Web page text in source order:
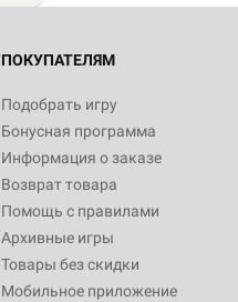
ПОКУПАТЕЛЯМ
Подобрать игру
Бонусная программа
Информация о заказе
Возврат товара
Помощь с правилами
Архивные игры
Товары без скидки
Мобильное приложение